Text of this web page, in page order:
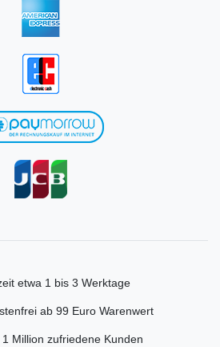
etwa 1 bis 3 Werktage
ab 99 Euro Warenwert
Million zufriedene Kunden